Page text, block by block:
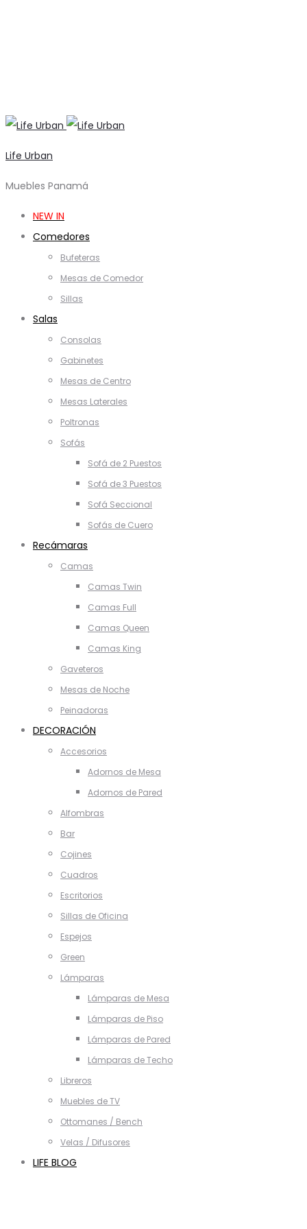
Life Urban
Muebles Panamá
NEW IN
Comedores
Bufeteras
Mesas de Comedor
Sillas
Salas
Consolas
Gabinetes
Mesas de Centro
Mesas Laterales
Poltronas
Sofás
Sofá de 2 Puestos
Sofá de 3 Puestos
Sofá Seccional
Sofás de Cuero
Recámaras
Camas
Camas Twin
Camas Full
Camas Queen
Camas King
Gaveteros
Mesas de Noche
Peinadoras
DECORACIÓN
Accesorios
Adornos de Mesa
Adornos de Pared
Alfombras
Bar
Cojines
Cuadros
Escritorios
Sillas de Oficina
Espejos
Green
Lámparas
Lámparas de Mesa
Lámparas de Piso
Lámparas de Pared
Lámparas de Techo
Libreros
Muebles de TV
Ottomanes / Bench
Velas / Difusores
LIFE BLOG